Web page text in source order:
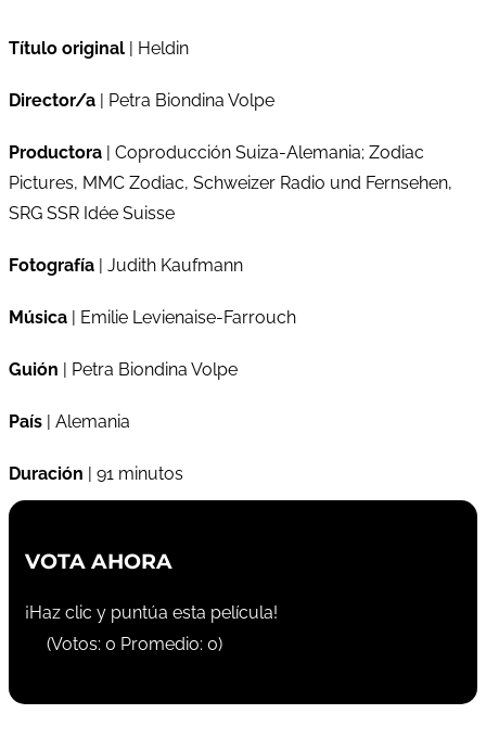
Título original | Heldin
Director/a | Petra Biondina Volpe
Productora | Coproducción Suiza-Alemania; Zodiac
Pictures, MMC Zodiac, Schweizer Radio und Fernsehen,
SRG SSR Idée Suisse
Fotografía | Judith Kaufmann
Música | Emilie Levienaise-Farrouch
Guión | Petra Biondina Volpe
País | Alemania
Duración | 91 minutos
VOTA AHORA
¡Haz clic y puntúa esta película!
(Votos: 0 Promedio: 0)